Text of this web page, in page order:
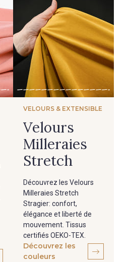
VELOURS & EXTENSIBLE
Velours
Milleraies
Stretch
Découvrez les Velours
Milleraies Stretch
Stragier: confort,
élégance et liberté de
mouvement. Tissus
certifiés OEKO-TEX.
Découvrez les
couleurs